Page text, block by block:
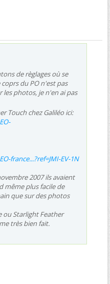
de règlages où se
du PO n'est pas
les photos, je n'en ai pas
Touch chez Galiléo ici:
france...?ref=JMI-EV-1N
2007 ils avaient
même plus facile de
que sur des photos
ou Starlight Feather
très bien fait.